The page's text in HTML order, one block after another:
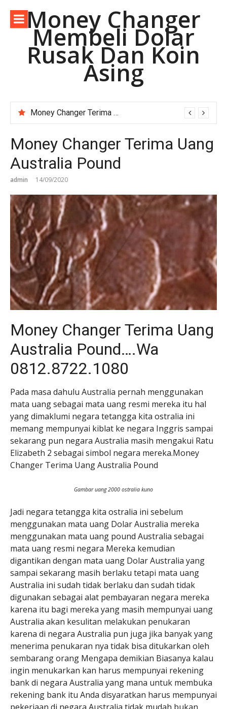
konten Money Changer
Membeli Dolar
Rusak Dan Koin
Asing
Money Changer Terima Dolar Australia Lama.
Money Changer Terima Uang
Australia Pound
admin 14/09/2020
Money Changer Terima Uang
Australia Pound….Wa
0812.8722.1080
Pada masa dahulu Australia pernah menggunakan
mata uang sebagai mata uang resmi mereka itu hal
yang dimaklumi negara tetangga kita ostralia ini
memang mempunyai kiblat ke negara Inggris sampai
sekarang pun negara Australia masih mengakui Ratu
Elizabeth 2 sebagai simbol negara mereka.Money
Changer Terima Uang Australia Pound
Gambar uang 2000 ostralia kuno
Jadi negara tetangga kita ostralia ini sebelum
menggunakan mata uang Dolar Australia mereka
menggunakan mata uang pound Australia sebagai
mata uang resmi negara Mereka kemudian
digantikan dengan mata uang Dolar Australia yang
sampai sekarang masih berlaku tetapi mata uang
Australia ini sudah tidak berlaku dan sudah tidak
digunakan sebagai alat pembayaran negara mereka
karena itu bagi mereka yang masih mempunyai uang
Australia akan kesulitan melakukan penukaran
karena di negara Australia pun juga jika banyak yang
menerima penukaran nya tidak bisa ditukarkan oleh
sembarang orang Mengapa demikian Biasanya kalau
ingin menukarkan kan harus mempunyai rekening
bank di negara Australia yang mana untuk membuka
rekening bank itu Anda disyaratkan harus mempunyai